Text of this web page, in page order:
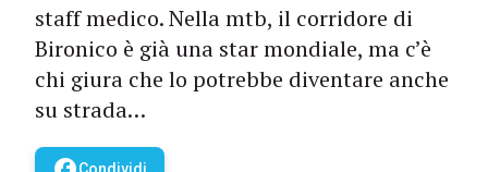
staff medico. Nella mtb, il corridore di
Bironico è già una star mondiale, ma c’è
chi giura che lo potrebbe diventare anche
su strada…